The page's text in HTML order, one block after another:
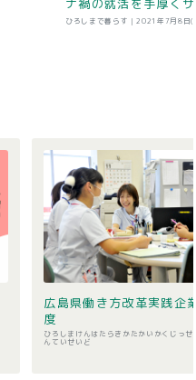
ひろしまで暮らす |2021年7月8日(
広島県働き方改革実践企
度
ひろしまけんはたらきかたかいかくじっせ
んていせいど